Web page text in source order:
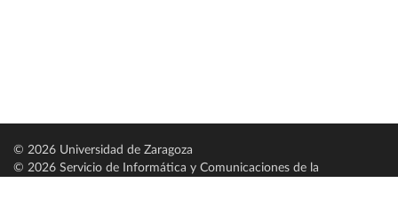
© 2026 Universidad de Zaragoza
© 2026 Servicio de Informática y Comunicaciones de la